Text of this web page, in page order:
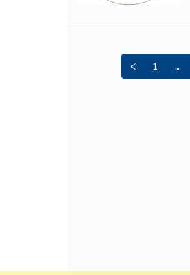
< 1 …